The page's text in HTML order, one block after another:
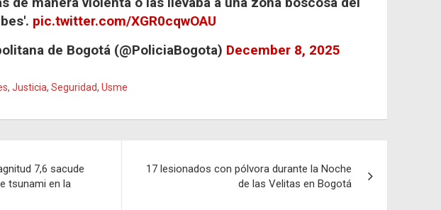
pic.twitter.com/XGR0cqwOAU
de Bogotá (@PoliciaBogota) December 8, 2025
, Justicia, Seguridad, Usme
7,6 sacude
tsunami en la
17 lesionados con pólvora durante la Noche
de las Velitas en Bogotá